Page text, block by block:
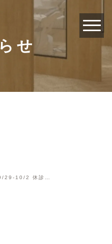
せ
29-10/2 休診日のお知らせ